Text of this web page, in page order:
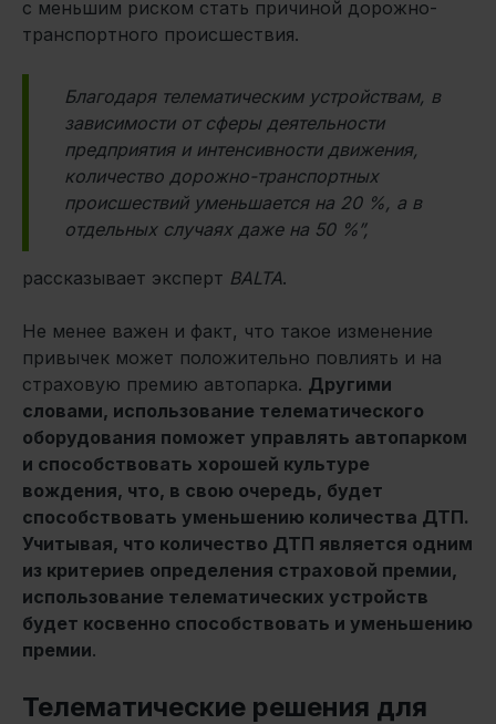
с меньшим риском стать причиной дорожно-
транспортного происшествия.
Благодаря телематическим устройствам, в
зависимости от сферы деятельности
предприятия и интенсивности движения,
количество дорожно-транспортных
происшествий уменьшается на 20 %, а в
отдельных случаях даже на 50 %”,
рассказывает эксперт BALTA.
Не менее важен и факт, что такое изменение
привычек может положительно повлиять и на
страховую премию автопарка. Другими
словами, использование телематического
оборудования поможет управлять автопарком
и способствовать хорошей культуре
вождения, что, в свою очередь, будет
способствовать уменьшению количества ДТП.
Учитывая, что количество ДТП является одним
из критериев определения страховой премии,
использование телематических устройств
будет косвенно способствовать и уменьшению
премии.
Телематические решения для